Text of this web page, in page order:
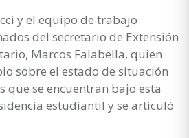
y el equipo de trabajo
del secretario de Extensión
Marcos Falabella, quien
sobre el estado de situación
que se encuentran bajo esta
estudiantil y se articuló